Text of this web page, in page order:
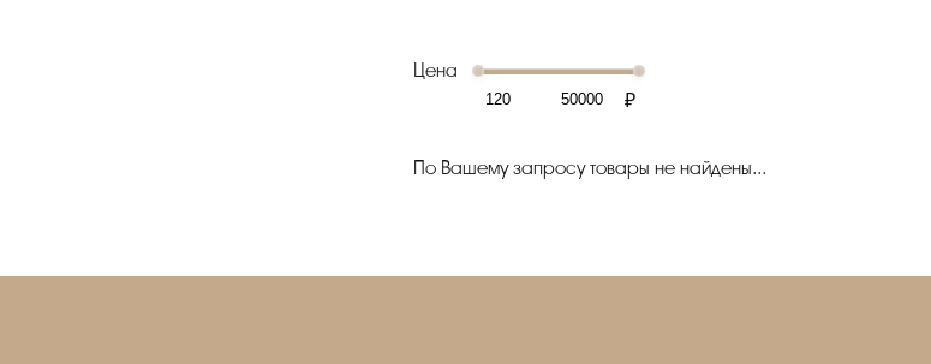
Цена
₽
По Вашему запросу товары не найдены...